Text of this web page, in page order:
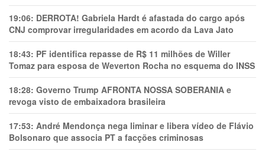
19:06: DERROTA! Gabriela Hardt é afastada do cargo após
CNJ comprovar irregularidades em acordo da Lava Jato
18:43: PF identifica repasse de R$ 11 milhões de Willer
Tomaz para esposa de Weverton Rocha no esquema do INSS
18:28: Governo Trump AFRONTA NOSSA SOBERANIA e
revoga visto de embaixadora brasileira
17:53: André Mendonça nega liminar e libera vídeo de Flávio
Bolsonaro que associa PT a facções criminosas